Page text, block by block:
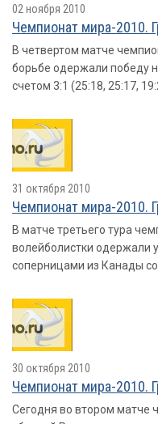
02 ноября 2010
Чемпионат мира-2010.
В четвертом матче
борьбе одержали победу
счетом 3:1 (25:18, 25:17,
31 октября 2010
Чемпионат мира-2010.
В матче третьего тура
волейболистки одержали
соперницами из Канады
30 октября 2010
Чемпионат мира-2010.
Сегодня во втором матче